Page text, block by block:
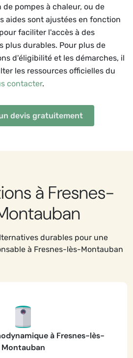
pompes à chaleur, ou de
aides sont ajustées en fonction
faciliter l'accès à des
plus durables. Pour plus de
d'éligibilité et les démarches, il
les ressources officielles du
contacter.
devis gratuitement
à Fresnes-
durables pour une
à Fresnes-lès-Montauban
à Fresnes-lès-
Montauban